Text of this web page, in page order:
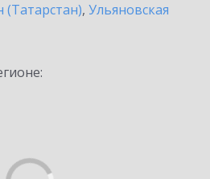
(Татарстан), Ульяновская